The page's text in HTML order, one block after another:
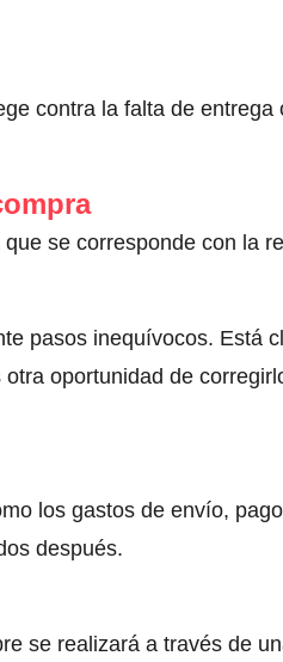
contra la falta de entrega
se corresponde con la
pasos inequívocos. Está
oportunidad de
los gastos de envío,
después.
se realizará a través de